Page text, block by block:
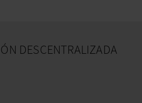
DESCENTRALIZADA